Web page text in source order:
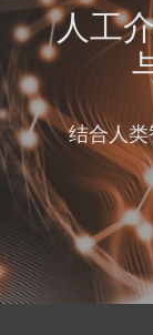
人工
结合人